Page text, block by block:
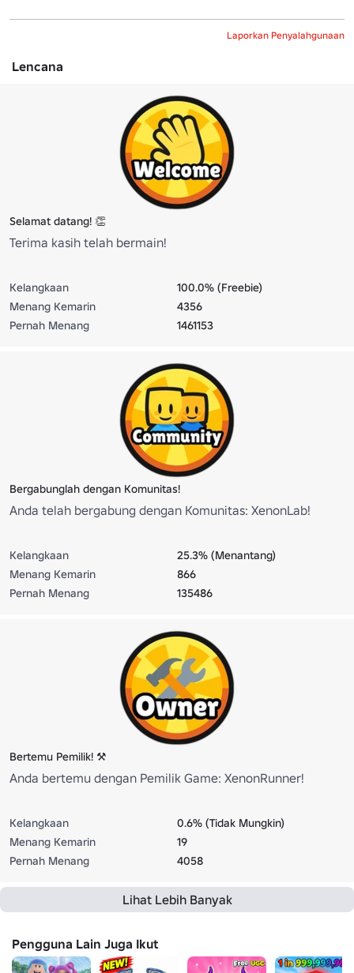
Laporkan Penyalahgunaan
Lencana
Selamat datang! 👏
Terima kasih telah bermain!
Kelangkaan
100.0% (Freebie)
Menang Kemarin
4356
Pernah Menang
1461153
Bergabunglah dengan Komunitas!
Anda telah bergabung dengan Komunitas: XenonLab!
Kelangkaan
25.3% (Menantang)
Menang Kemarin
866
Pernah Menang
135486
Bertemu Pemilik! ⚒
Anda bertemu dengan Pemilik Game: XenonRunner!
Kelangkaan
0.6% (Tidak Mungkin)
Menang Kemarin
19
Pernah Menang
4058
Lihat Lebih Banyak
Pengguna Lain Juga Ikut